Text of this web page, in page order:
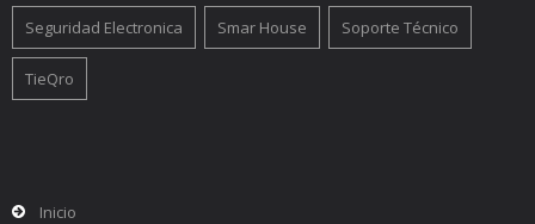
Seguridad Electronica Smar House Soporte Técnico
TieQro
Inicio